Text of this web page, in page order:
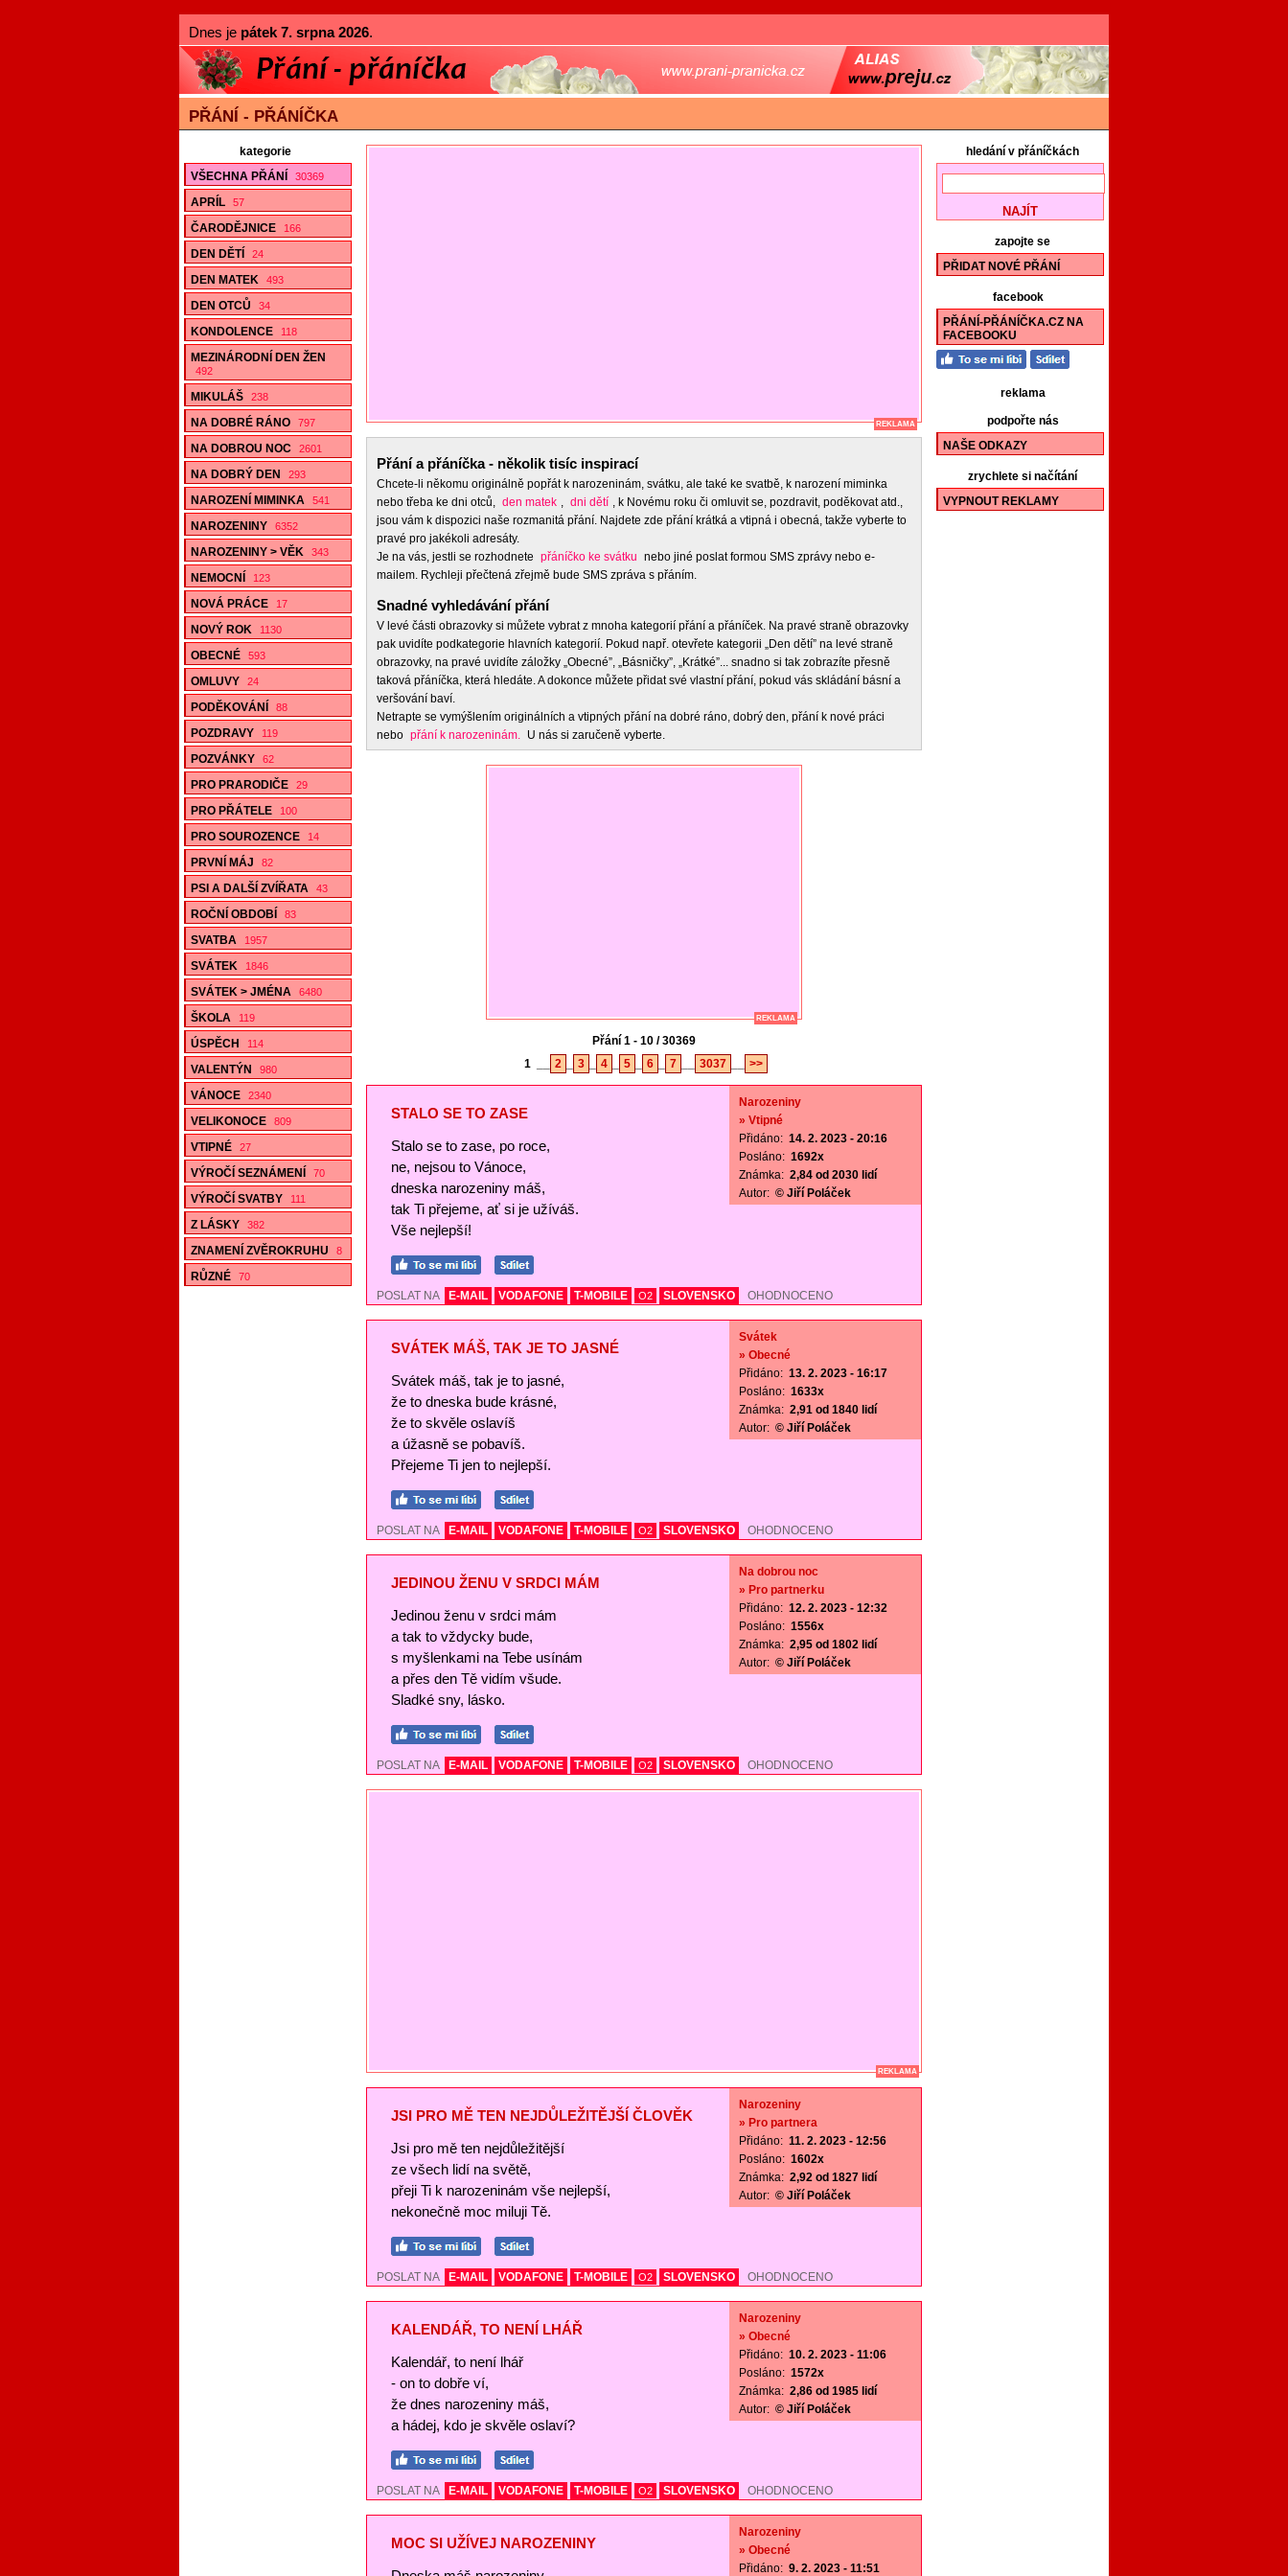
Dnes je pátek 7. srpna 2026.
PŘÁNÍ - PŘÁNÍČKA
kategorie
VŠECHNA PŘÁNÍ
30369
APRÍL 57
ČARODĚJNICE 166
DEN DĚTÍ 24
DEN MATEK 493
DEN OTCŮ 34
KONDOLENCE 118
MEZINÁRODNÍ DEN ŽEN
492
MIKULÁŠ 238
NA DOBRÉ RÁNO 797
NA DOBROU NOC 2601
NA DOBRÝ DEN 293
NAROZENÍ MIMINKA 541
NAROZENINY 6352
NAROZENINY > VĚK 343
NEMOCNÍ 123
NOVÁ PRÁCE 17
NOVÝ ROK 1130
OBECNÉ 593
OMLUVY 24
PODĚKOVÁNÍ 88
POZDRAVY 119
POZVÁNKY 62
PRO PRARODIČE 29
PRO PŘÁTELE 100
PRO SOUROZENCE 14
PRVNÍ MÁJ 82
PSI A DALŠÍ ZVÍŘATA 43
ROČNÍ OBDOBÍ 83
SVATBA 1957
SVÁTEK 1846
SVÁTEK > JMÉNA 6480
ŠKOLA 119
ÚSPĚCH 114
VALENTÝN 980
VÁNOCE 2340
VELIKONOCE 809
VTIPNÉ 27
VÝROČÍ SEZNÁMENÍ 70
VÝROČÍ SVATBY 111
Z LÁSKY 382
ZNAMENÍ ZVĚROKRUHU 8
RŮZNÉ 70
REKLAMA
Přání a přáníčka - několik tisíc inspirací
Chcete-li někomu originálně popřát k narozeninám, svátku, ale také ke svatbě, k narození miminka
nebo třeba ke dni otců, den matek , dni dětí , k Novému roku či omluvit se, pozdravit, poděkovat atd.,
jsou vám k dispozici naše rozmanitá přání. Najdete zde přání krátká a vtipná i obecná, takže vyberte to
pravé pro jakékoli adresáty.
Je na vás, jestli se rozhodnete přáníčko ke svátku nebo jiné poslat formou SMS zprávy nebo e-
mailem. Rychleji přečtená zřejmě bude SMS zpráva s přáním.
Snadné vyhledávání přání
V levé části obrazovky si můžete vybrat z mnoha kategorií přání a přáníček. Na pravé straně obrazovky
pak uvidíte podkategorie hlavních kategorií. Pokud např. otevřete kategorii „Den dětí” na levé straně
obrazovky, na pravé uvidíte záložky „Obecné”, „Básničky”, „Krátké”... snadno si tak zobrazíte přesně
taková přáníčka, která hledáte. A dokonce můžete přidat své vlastní přání, pokud vás skládání básní a
veršování baví.
Netrapte se vymýšlením originálních a vtipných přání na dobré ráno, dobrý den, přání k nové práci
nebo přání k narozeninám. U nás si zaručeně vyberte.
REKLAMA
Přání 1 - 10 / 30369
1
2 3 4 5 6 7 3037 >>
STALO SE TO ZASE
Stalo se to zase, po roce,
ne, nejsou to Vánoce,
dneska narozeniny máš,
tak Ti přejeme, ať si je užíváš.
Vše nejlepší!
Narozeniny
» Vtipné
Přidáno: 14. 2. 2023 - 20:16
Posláno: 1692x
Známka: 2,84 od 2030 lidí
Autor: © Jiří Poláček
POSLAT NA E-MAIL VODAFONE T-MOBILE O2 SLOVENSKO OHODNOCENO
SVÁTEK MÁŠ, TAK JE TO JASNÉ
Svátek máš, tak je to jasné,
že to dneska bude krásné,
že to skvěle oslavíš
a úžasně se pobavíš.
Přejeme Ti jen to nejlepší.
Svátek
» Obecné
Přidáno: 13. 2. 2023 - 16:17
Posláno: 1633x
Známka: 2,91 od 1840 lidí
Autor: © Jiří Poláček
POSLAT NA E-MAIL VODAFONE T-MOBILE O2 SLOVENSKO OHODNOCENO
JEDINOU ŽENU V SRDCI MÁM
Jedinou ženu v srdci mám
a tak to vždycky bude,
s myšlenkami na Tebe usínám
a přes den Tě vidím všude.
Sladké sny, lásko.
Na dobrou noc
» Pro partnerku
Přidáno: 12. 2. 2023 - 12:32
Posláno: 1556x
Známka: 2,95 od 1802 lidí
Autor: © Jiří Poláček
POSLAT NA E-MAIL VODAFONE T-MOBILE O2 SLOVENSKO OHODNOCENO
REKLAMA
JSI PRO MĚ TEN NEJDŮLEŽITĚJŠÍ ČLOVĚK
Jsi pro mě ten nejdůležitější
ze všech lidí na světě,
přeji Ti k narozeninám vše nejlepší,
nekonečně moc miluji Tě.
Narozeniny
» Pro partnera
Přidáno: 11. 2. 2023 - 12:56
Posláno: 1602x
Známka: 2,92 od 1827 lidí
Autor: © Jiří Poláček
POSLAT NA E-MAIL VODAFONE T-MOBILE O2 SLOVENSKO OHODNOCENO
KALENDÁŘ, TO NENÍ LHÁŘ
Kalendář, to není lhář
- on to dobře ví,
že dnes narozeniny máš,
a hádej, kdo je skvěle oslaví?
Narozeniny
» Obecné
Přidáno: 10. 2. 2023 - 11:06
Posláno: 1572x
Známka: 2,86 od 1985 lidí
Autor: © Jiří Poláček
POSLAT NA E-MAIL VODAFONE T-MOBILE O2 SLOVENSKO OHODNOCENO
MOC SI UŽÍVEJ NAROZENINY
Narozeniny
» Obecné
Přidáno: 9. 2. 2023 - 11:51
hledání v přáníčkách
zapojte se
PŘIDAT NOVÉ PŘÁNÍ
facebook
PŘÁNÍ-PŘÁNÍČKA.CZ NA
FACEBOOKU
reklama
podpořte nás
NAŠE ODKAZY
zrychlete si načítání
VYPNOUT REKLAMY